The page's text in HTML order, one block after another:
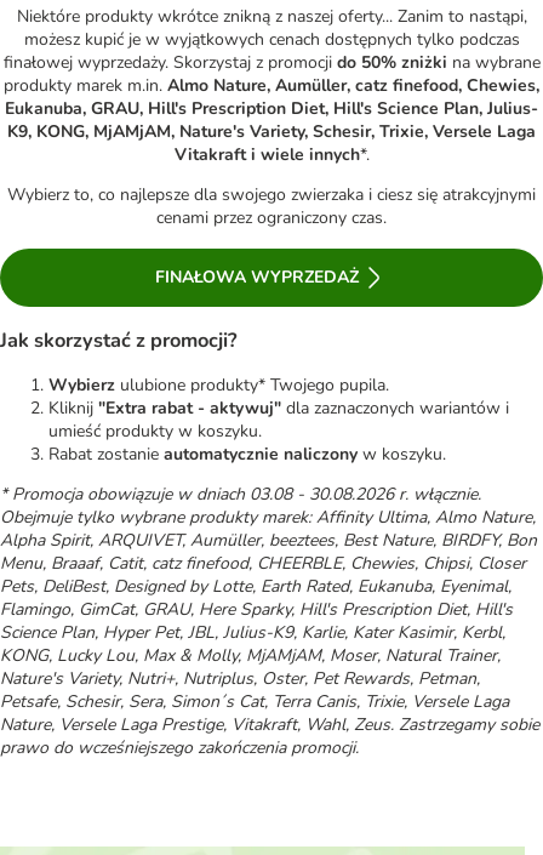
Niektóre produkty wkrótce znikną z naszej oferty... Zanim to nastąpi,
możesz kupić je w wyjątkowych cenach dostępnych tylko podczas
finałowej wyprzedaży. Skorzystaj z promocji do 50% zniżki na wybrane
produkty marek m.in. Almo Nature, Aumüller, catz finefood, Chewies,
Eukanuba, GRAU, Hill's Prescription Diet, Hill's Science Plan, Julius-
K9, KONG, MjAMjAM, Nature's Variety, Schesir, Trixie, Versele Laga
Vitakraft i wiele innych*.
Wybierz to, co najlepsze dla swojego zwierzaka i ciesz się atrakcyjnymi
cenami przez ograniczony czas.
FINAŁOWA WYPRZEDAŻ
Jak skorzystać z promocji?
Wybierz ulubione produkty* Twojego pupila.
Kliknij "Extra rabat - aktywuj" dla zaznaczonych wariantów i
umieść produkty w koszyku.
Rabat zostanie automatycznie naliczony w koszyku.
* Promocja obowiązuje w dniach 03.08 - 30.08.2026 r. włącznie.
Obejmuje tylko wybrane produkty marek: Affinity Ultima, Almo Nature,
Alpha Spirit, ARQUIVET, Aumüller, beeztees, Best Nature, BIRDFY, Bon
Menu, Braaaf, Catit, catz finefood, CHEERBLE, Chewies, Chipsi, Closer
Pets, DeliBest, Designed by Lotte, Earth Rated, Eukanuba, Eyenimal,
Flamingo, GimCat, GRAU, Here Sparky, Hill's Prescription Diet, Hill's
Science Plan, Hyper Pet, JBL, Julius-K9, Karlie, Kater Kasimir, Kerbl,
KONG, Lucky Lou, Max & Molly, MjAMjAM, Moser, Natural Trainer,
Nature's Variety, Nutri+, Nutriplus, Oster, Pet Rewards, Petman,
Petsafe, Schesir, Sera, Simon´s Cat, Terra Canis, Trixie, Versele Laga
Nature, Versele Laga Prestige, Vitakraft, Wahl, Zeus. Zastrzegamy sobie
prawo do wcześniejszego zakończenia promocji.